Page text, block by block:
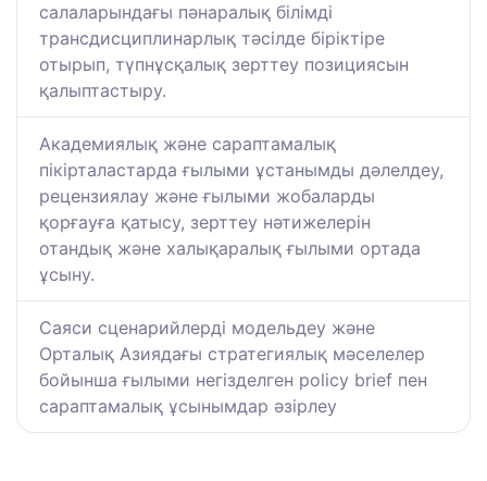
салаларындағы пәнаралық білімді
трансдисциплинарлық тәсілде біріктіре
отырып, түпнұсқалық зерттеу позициясын
қалыптастыру.
Академиялық және сараптамалық
пікірталастарда ғылыми ұстанымды дәлелдеу,
рецензиялау және ғылыми жобаларды
қорғауға қатысу, зерттеу нәтижелерін
отандық және халықаралық ғылыми ортада
ұсыну.
Саяси сценарийлерді модельдеу және
Орталық Азиядағы стратегиялық мәселелер
бойынша ғылыми негізделген policy brief пен
сараптамалық ұсынымдар әзірлеу